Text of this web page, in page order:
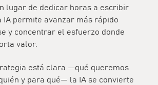
lugar de dedicar horas a escribir
IA permite avanzar más rápido
y concentrar el esfuerzo donde
valor.
está clara —qué queremos
y para qué— la IA se convierte